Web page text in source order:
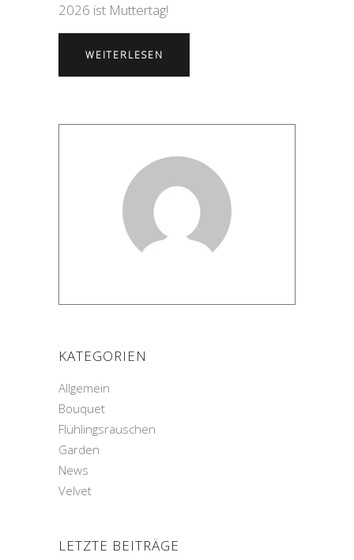
2026 ist Muttertag!
WEITERLESEN
KATEGORIEN
Allgemein
Bouquet
Flühlingsrauschen
Garden
News
Velvet
LETZTE BEITRÄGE